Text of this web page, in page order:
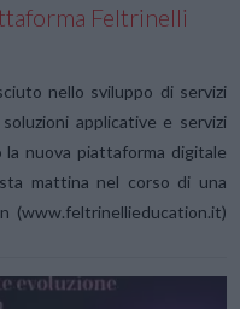
Feltrinelli
nello sviluppo di servizi
applicative e servizi
la nuova piattaforma digitale
mattina nel corso di una
(www.feltrinellieducation.it)